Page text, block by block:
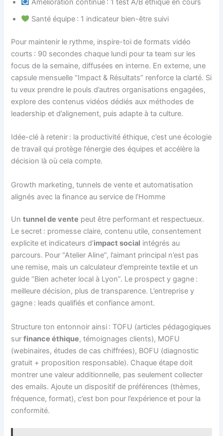
Amélioration continue : 1 test A/B éthique en cours
Santé équipe : 1 indicateur bien-être suivi
Pour maintenir le rythme, inspire-toi de formats vidéo
courts : 90 secondes chaque lundi pour ta team sur les
focus de la semaine, diffusées en interne. En externe, une
capsule mensuelle “Impact & Résultats” renforce la clarté. Si
tu veux prendre le pouls d’autres organisations engagées,
explore des contenus vidéos dédiés aux méthodes de
leadership et d’alignement, puis adapte à ta culture.
Idée-clé à retenir : la productivité éthique, c’est une écologie
de travail qui protège l’énergie des équipes et accélère la
décision là où cela compte.
Growth marketing, tunnels de vente et automatisation
alignés avec la finance au service de l’Homme
Untunnel de vente peut être performant et respectueux.
Le secret : promesse claire, contenu utile, consentement
explicite et indicateurs d’impact social intégrés au
parcours. Pour “Atelier Aline”, l’aimant principal n’est pas
une remise, mais un calculateur d’empreinte textile et un
guide “Bien acheter local à Lyon”. Le prospect y gagne :
meilleure décision, plus de transparence. L’entreprise y
gagne : leads qualifiés et confiance amont.
Structure ton entonnoir ainsi : TOFU (articles pédagogiques
surfinance éthique, témoignages clients), MOFU
(webinaires, études de cas chiffrées), BOFU (diagnostic
gratuit + proposition responsable). Chaque étape doit
montrer une valeur additionnelle, pas seulement collecter
des emails. Ajoute un dispositif de préférences (thèmes,
fréquence, format), c’est bon pour l’expérience et pour la
conformité.